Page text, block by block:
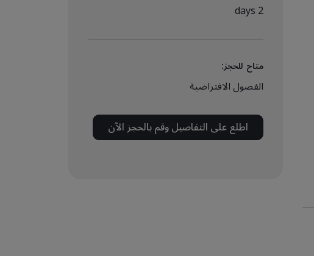
2 days
متاح للحجز:
الفصول الافتراضية
اطلع على التفاصيل وقم بالحجز الآن